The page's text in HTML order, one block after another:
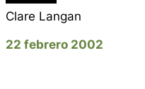
Clare Langan
22 febrero 2002